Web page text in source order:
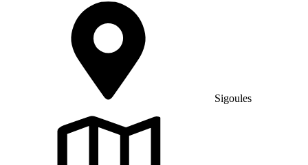
Sigoules